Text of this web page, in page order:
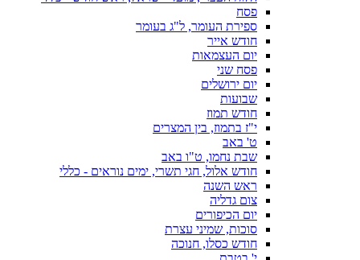
פסח
ספירת העומר, ל"ג בעומר
חודש אייר
יום העצמאות
פסח שני
יום ירושלים
שבועות
חודש תמוז
י"ז בתמוז, בין המצרים
ט' באב
שבת נחמו, ט"ו באב
חודש אלול, חגי תשרי, ימים נוראים - כללי
ראש השנה
צום גדליה
יום הכיפורים
סוכות, שמיני עצרת
חודש כסלו, חנוכה